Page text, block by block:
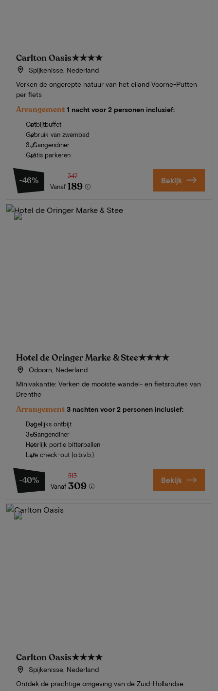
Carlton Oasis★★★★
Spijkenisse, Nederland
Verken de ongerepte natuur van het eiland Voorne-Putten
per fiets
Arrangement 1 nacht voor 2 personen inclusief:
Ontbijtbuffet
Gebruik van zwembad
3-Gangendiner
Gratis parkeren
-46%
Vanaf
347
189 Bekijk
Hotel de Oringer Marke & Stee★★★★
Odoorn, Nederland
Minivakantie: Verken de mooiste wandel- en fietsroutes van
Drenthe
Arrangement 3 nachten voor 2 personen inclusief:
Dagelijks ontbijt
3-Gangendiner
Heerlijk portie bitterballen
Late check-out (o.b.v.b.)
-40%
Vanaf
513
309 Bekijk
Carlton Oasis★★★★
Spijkenisse, Nederland
Ontdek de prachtige omgeving van de Zuid-Hollandse